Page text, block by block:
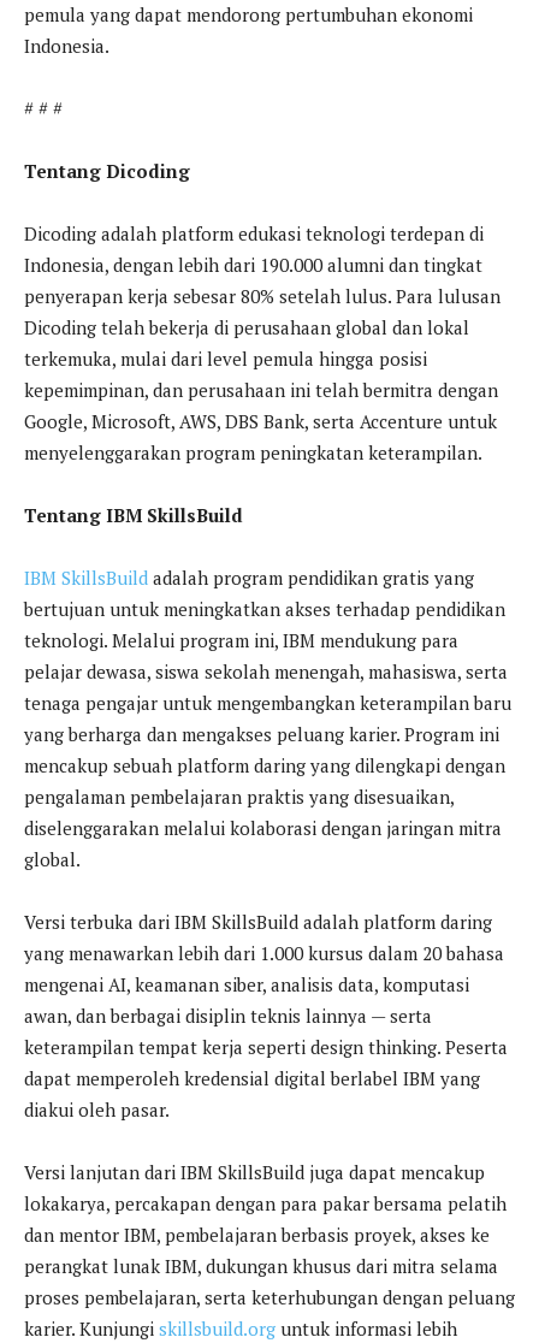
pemula yang dapat mendorong pertumbuhan ekonomi
Indonesia.
# # #
Tentang Dicoding
Dicoding adalah platform edukasi teknologi terdepan di
Indonesia, dengan lebih dari 190.000 alumni dan tingkat
penyerapan kerja sebesar 80% setelah lulus. Para lulusan
Dicoding telah bekerja di perusahaan global dan lokal
terkemuka, mulai dari level pemula hingga posisi
kepemimpinan, dan perusahaan ini telah bermitra dengan
Google, Microsoft, AWS, DBS Bank, serta Accenture untuk
menyelenggarakan program peningkatan keterampilan.
Tentang IBM SkillsBuild
IBM SkillsBuild adalah program pendidikan gratis yang
bertujuan untuk meningkatkan akses terhadap pendidikan
teknologi. Melalui program ini, IBM mendukung para
pelajar dewasa, siswa sekolah menengah, mahasiswa, serta
tenaga pengajar untuk mengembangkan keterampilan baru
yang berharga dan mengakses peluang karier. Program ini
mencakup sebuah platform daring yang dilengkapi dengan
pengalaman pembelajaran praktis yang disesuaikan,
diselenggarakan melalui kolaborasi dengan jaringan mitra
global.
Versi terbuka dari IBM SkillsBuild adalah platform daring
yang menawarkan lebih dari 1.000 kursus dalam 20 bahasa
mengenai AI, keamanan siber, analisis data, komputasi
awan, dan berbagai disiplin teknis lainnya — serta
keterampilan tempat kerja seperti design thinking. Peserta
dapat memperoleh kredensial digital berlabel IBM yang
diakui oleh pasar.
Versi lanjutan dari IBM SkillsBuild juga dapat mencakup
lokakarya, percakapan dengan para pakar bersama pelatih
dan mentor IBM, pembelajaran berbasis proyek, akses ke
perangkat lunak IBM, dukungan khusus dari mitra selama
proses pembelajaran, serta keterhubungan dengan peluang
karier. Kunjungi skillsbuild.org untuk informasi lebih